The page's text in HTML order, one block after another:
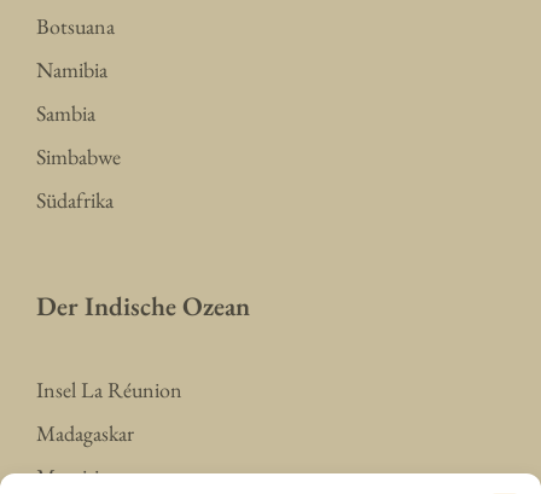
Botsuana
Namibia
Sambia
Simbabwe
Südafrika
Der Indische Ozean
Insel La Réunion
Madagaskar
Mauritius